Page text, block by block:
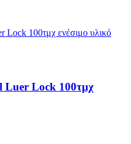
Luer Lock 100τμχ